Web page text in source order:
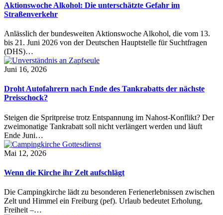
Aktionswoche Alkohol: Die unterschätzte Gefahr im
Straßenverkehr
Anlässlich der bundesweiten Aktionswoche Alkohol, die vom 13.
bis 21. Juni 2026 von der Deutschen Hauptstelle für Suchtfragen
(DHS)…
Juni 16, 2026
Droht Autofahrern nach Ende des Tankrabatts der nächste
Preisschock?
Steigen die Spritpreise trotz Entspannung im Nahost-Konflikt? Der
zweimonatige Tankrabatt soll nicht verlängert werden und läuft
Ende Juni…
Mai 12, 2026
Wenn die Kirche ihr Zelt aufschlägt
Die Campingkirche lädt zu besonderen Ferienerlebnissen zwischen
Zelt und Himmel ein Freiburg (pef). Urlaub bedeutet Erholung,
Freiheit –…